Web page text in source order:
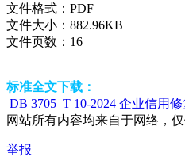
文件格式： PDF
文件大小： 882.96KB
文件页数： 16
标准全文下载：
DB 3705_T 10-2024 企业信用
网站所有内容均来自于网络，
举报